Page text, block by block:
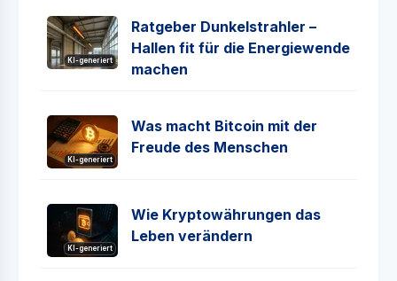
KI-generiert
Ratgeber Dunkelstrahler –
Hallen fit für die Energiewende
machen
KI-generiert
Was macht Bitcoin mit der
Freude des Menschen
KI-generiert
Wie Kryptowährungen das
Leben verändern